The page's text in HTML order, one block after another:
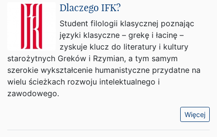
Dlaczego IFK?
Student filologii klasycznej poznając
języki klasyczne – grekę i łacinę –
zyskuje klucz do literatury i kultury
starożytnych Greków i Rzymian, a tym samym
szerokie wykształcenie humanistyczne przydatne na
wielu ścieżkach rozwoju intelektualnego i
zawodowego.
Więcej